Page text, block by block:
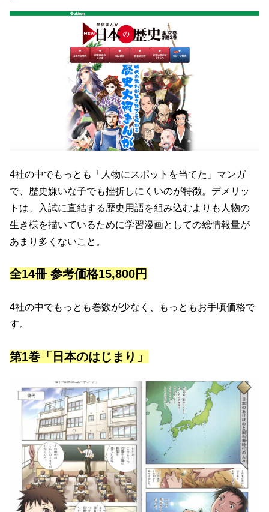
4社の中でもっとも「人物にスポットを当てた」マンガ
で、歴史嫌いな子でも挫折しにくいのが特徴。デメリッ
トは、入試に直結する歴史用語を組み込むよりも人物の
生き様を描いているために学習漫画としての総情報量が
あまり多くないこと。
全14冊 参考価格15,800円
4社の中でもっとも巻数が少なく、もっともお手頃価格で
す。
第1巻「日本のはじまり」